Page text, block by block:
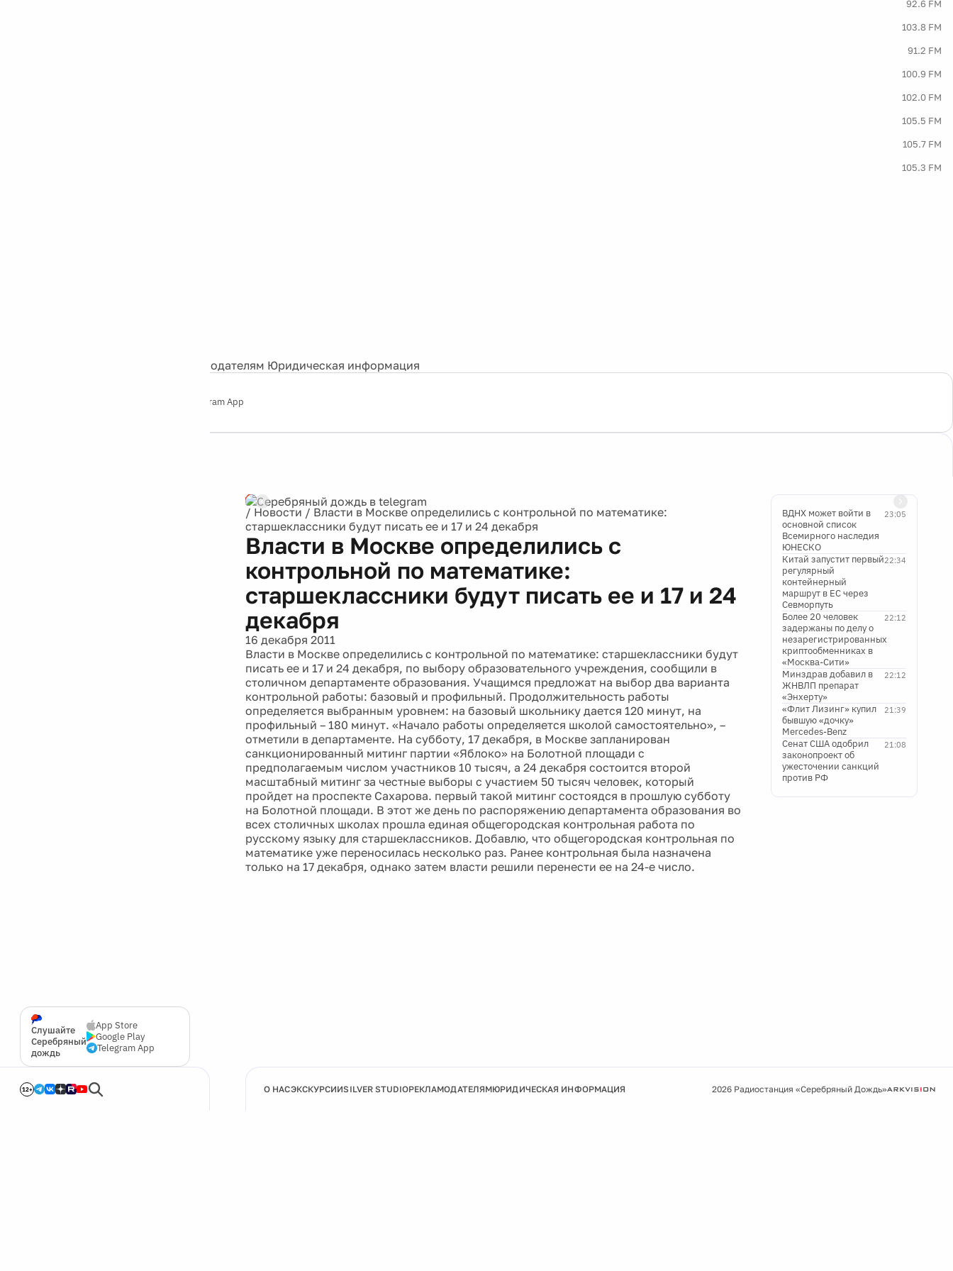
92.6 FM
103.8 FM
91.2 FM
100.9 FM
102.0 FM
105.5 FM
105.7 FM
105.3 FM
Рекламодателям Юридическая информация
Telegram App
Слушайте
Серебряный
дождь
App Store
Google Play
Telegram App
12+
/ Новости / Власти в Москве определились с контрольной по математике:
старшеклассники будут писать ее и 17 и 24 декабря
Власти в Москве определились с
контрольной по математике:
старшеклассники будут писать ее и 17 и 24
декабря
16 декабря 2011
Власти в Москве определились с контрольной по математике: старшеклассники будут
писать ее и 17 и 24 декабря, по выбору образовательного учреждения, сообщили в
столичном департаменте образования. Учащимся предложат на выбор два варианта
контрольной работы: базовый и профильный. Продолжительность работы
определяется выбранным уровнем: на базовый школьнику дается 120 минут, на
профильный – 180 минут. «Начало работы определяется школой самостоятельно», –
отметили в департаменте. На субботу, 17 декабря, в Москве запланирован
санкционированный митинг партии «Яблоко» на Болотной площади с
предполагаемым числом участников 10 тысяч, а 24 декабря состоится второй
масштабный митинг за честные выборы с участием 50 тысяч человек, который
пройдет на проспекте Сахарова. первый такой митинг состоядся в прошлую субботу
на Болотной площади. В этот же день по распоряжению департамента образования во
всех столичных школах прошла единая общегородская контрольная работа по
русскому языку для старшеклассников. Добавлю, что общегородская контрольная по
математике уже переносилась несколько раз. Ранее контрольная была назначена
только на 17 декабря, однако затем власти решили перенести ее на 24-е число.
23:05
ВДНХ может войти в
основной список
Всемирного наследия
ЮНЕСКО
22:34
Китай запустит первый
регулярный
контейнерный
маршрут в ЕС через
Севморпуть
22:12
Более 20 человек
задержаны по делу о
незарегистрированных
криптообменниках в
«Москва-Сити»
22:12
Минздрав добавил в
ЖНВЛП препарат
«Энхерту»
21:39
«Флит Лизинг» купил
бывшую «дочку»
Mercedes-Benz
21:08
Сенат США одобрил
законопроект об
ужесточении санкций
против РФ
О НАСЭКСКУРСИИSILVER STUDIOРЕКЛАМОДАТЕЛЯМЮРИДИЧЕСКАЯ ИНФОРМАЦИЯ 2026 Радиостанция «Серебряный Дождь»